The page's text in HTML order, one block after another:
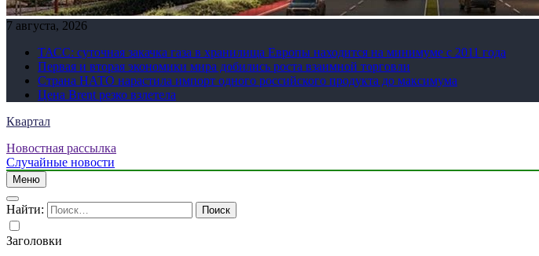
7 августа, 2026
ТАСС: суточная закачка газа в хранилища Европы находится на минимуме с 2011 года
Первая и вторая экономики мира добились роста взаимной торговли
Страна НАТО нарастила импорт одного российского продукта до максимума
Цена Brent резко взлетела
Квартал
Новостная рассылка
Случайные новости
Меню
Найти:
Заголовки